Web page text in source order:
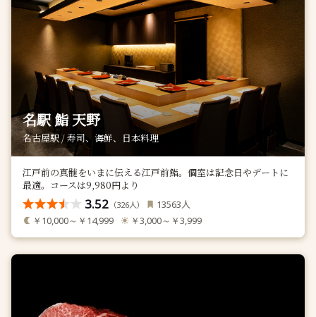
名駅 鮨 天野
名古屋駅 / 寿司、海鮮、日本料理
江戸前の真髄をいまに伝える江戸前鮨。個室は記念日やデートに
最適。コースは9,980円より
3.52 （326人） 13563人
￥10,000～￥14,999 ￥3,000～￥3,999